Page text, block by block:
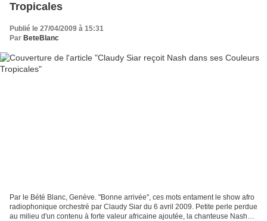
Tropicales
Publié le 27/04/2009 à 15:31
Par BeteBlanc
Par le Bété Blanc, Genève. "Bonne arrivée", ces mots entament le show afro
radiophonique orchestré par Claudy Siar du 6 avril 2009. Petite perle perdue
au milieu d'un contenu à forte valeur africaine ajoutée, la chanteuse Nash